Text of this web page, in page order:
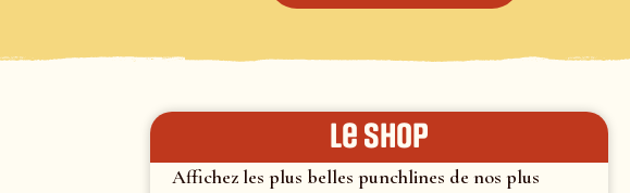
le shop
Affichez les plus belles punchlines de nos plus